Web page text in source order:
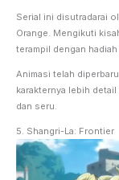
Serial ini disutradarai
Orange. Mengikuti
terampil dengan
Animasi telah
karakternya lebih
dan seru.
5. Shangri-La: Frontier